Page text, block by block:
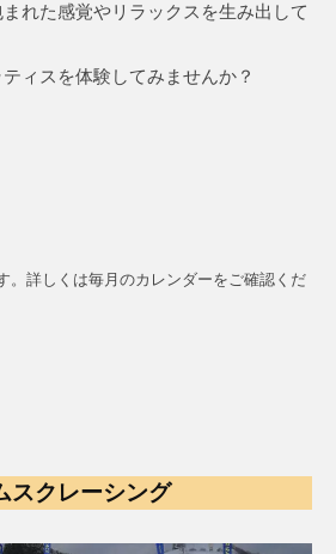
れた感覚やリラックスを生み出して
ィスを体験してみませんか？
。詳しくは毎月のカレンダーをご確認くだ
スクレーシング